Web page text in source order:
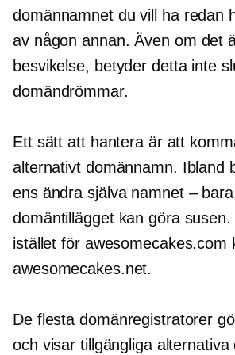
domännamnet du vill ha redan
av någon annan. Även om det
besvikelse, betyder detta inte
domändrömmar.
Ett sätt att hantera är att
alternativt domännamn. Ibland
ens ändra själva namnet –
domäntillägget kan göra susen.
istället för awesomecakes.com
awesomecakes.net.
De flesta domänregistratorer
och visar tillgängliga alternativa